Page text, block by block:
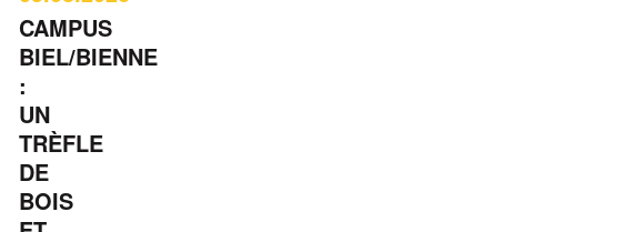
CAMPUS
BIEL/BIENNE
:
UN
TRÈFLE
DE
BOIS